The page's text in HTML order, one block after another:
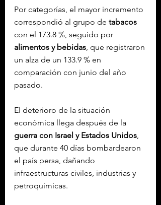
Por categorías, el mayor incremento
correspondió al grupo de tabacos
con el 173.8 %, seguido por
alimentos y bebidas , que registraron
un alza de un 133.9 % en
comparación con junio del año
pasado.
El deterioro de la situación
económica llega después de la
guerra con Israel y Estados Unidos
que durante 40 días bombardearon
el país persa, dañando
infraestructuras civiles, industrias y
petroquímicas.